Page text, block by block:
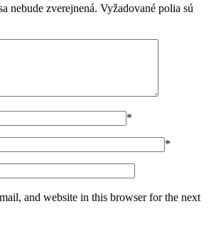
nebude zverejnená. Vyžadované polia sú
*
*
and website in this browser for the next